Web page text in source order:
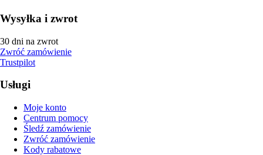
Wysyłka i zwrot
30 dni na zwrot
Zwróć zamówienie
Trustpilot
Usługi
Moje konto
Centrum pomocy
Śledź zamówienie
Zwróć zamówienie
Kody rabatowe